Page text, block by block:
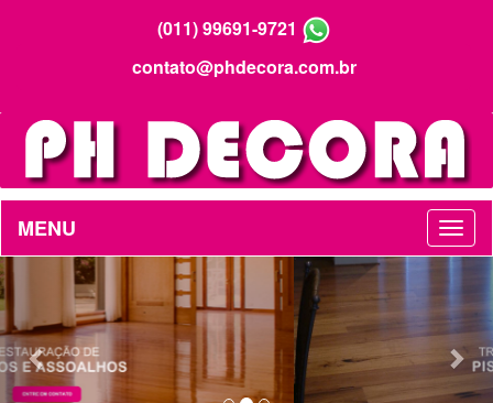
(011) 99691-9721
contato@phdecora.com.br
MENU
Previous